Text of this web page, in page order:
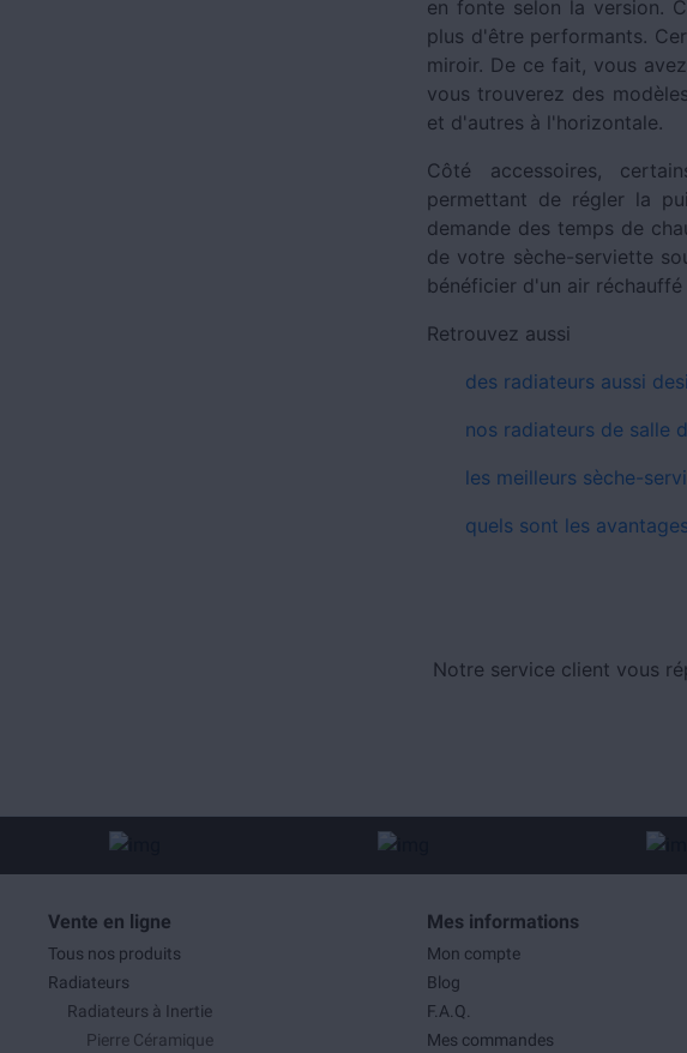
en fonte selon la version.
plus d'être performants.
miroir. De ce fait, vous
vous trouverez des
et d'autres à l'horizontale.
Côté accessoires,
permettant de régler la
demande des temps de
de votre sèche-serviette
bénéficier d'un air
Retrouvez aussi
des radiateurs aussi
nos radiateurs de salle
les meilleurs sèche-
quels sont les
Notre service client vous
Vente en ligne
Tous nos produits
Radiateurs
Radiateurs à Inertie
Pierre Céramique
Mes informations
Mon compte
Blog
F.A.Q.
Mes commandes